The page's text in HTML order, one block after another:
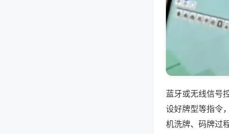
蓝牙或无线信号
设好牌型等指令
机洗牌、码牌过